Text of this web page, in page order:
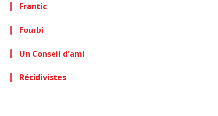
Frantic
Fourbi
Un Conseil d'ami
Récidivistes